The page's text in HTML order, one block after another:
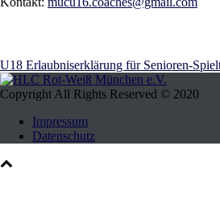
U18 Erlaubniserklärung für Senioren-
Copyright All Rights Reserved © 2020
Impressum
Datenschutz